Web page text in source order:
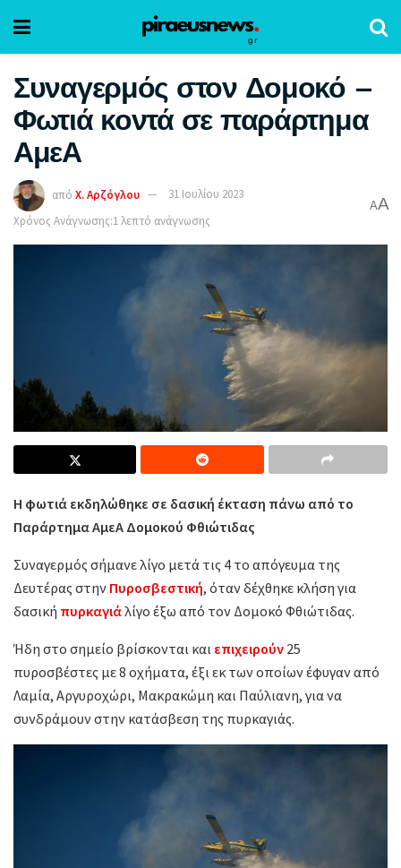
Συναγερμός στον Δομοκό –
Φωτιά κοντά σε παράρτημα
ΑμεΑ
από Χ. Αρζόγλου
31 Ιουλίου 2023
Χρόνος Ανάγνωσης:1 λεπτό ανάγνωσης
AA
Η φωτιά εκδηλώθηκε σε δασική έκταση πάνω από το
Παράρτημα ΑμεΑ Δομοκού Φθιώτιδας
Συναγερμός σήμανε λίγο μετά τις 4 το απόγευμα της
Δευτέρας στην Πυροσβεστική, όταν δέχθηκε κλήση για
δασική πυρκαγιάλίγο έξω από τον Δομοκό Φθιώτιδας.
Ήδη στο σημείο βρίσκονται και επιχειρούν 25
πυροσβέστες με 8 οχήματα, έξι εκ των οποίων έφυγαν από
Λαμία, Αργυροχώρι, Μακρακώμη και Παύλιανη, για να
συνδράμουν στην κατάσβεση της πυρκαγιάς.